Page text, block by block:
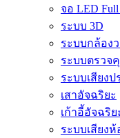
จอ LED Full
ระบบ 3D
ระบบกล้อง
ระบบตรวจ
ระบบเสียง
เสาอัจฉริยะ
เก้าอี้อัจฉริย
ระบบเสียง